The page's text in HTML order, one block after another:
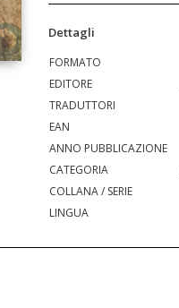
Dettagli
FORMATO
EDITORE
TRADUTTORI
EAN
ANNO PUBBLICAZIONE
CATEGORIA
COLLANA / SERIE
LINGUA